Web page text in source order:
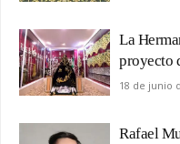
La
proyecto
18 de junio
Rafael